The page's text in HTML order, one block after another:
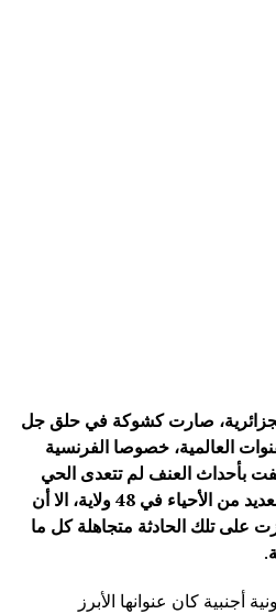
صارت كشوكة في حلق جل
العالمية، خصوصا الفرنسية
بأحداث العنف لم تتعدى الحي
الواحد بالعاصمة، من أصل العديد من الأحياء في 48 ولاية، الا أن
على تلك الحادثة متجاهلة كل ما
.
أجنبية كان عنوانها الأبرز